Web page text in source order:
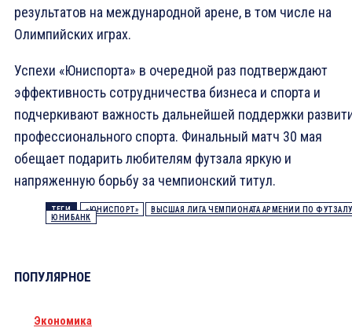
результатов на международной арене, в том числе на
Олимпийских играх.
Успехи «Юниспорта» в очередной раз подтверждают
эффективность сотрудничества бизнеса и спорта и
подчеркивают важность дальнейшей поддержки
профессионального спорта. Финальный матч 30 мая
обещает подарить любителям футзала яркую и
напряженную борьбу за чемпионский титул.
ТЕГИ «ЮНИСПОРТ»
ВЫСШАЯ ЛИГА ЧЕМПИОНАТА АРМЕНИИ ПО
ЮНИБАНК
ПОПУЛЯРНОЕ
Экономика